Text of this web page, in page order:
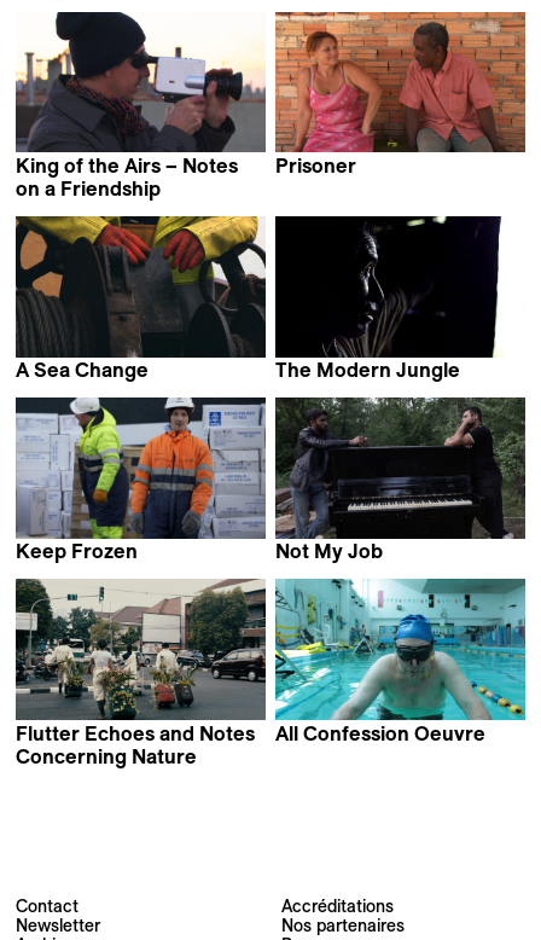
King of the Airs – Notes
on a Friendship
Prisoner
A Sea Change
The Modern Jungle
Saul Kak
Keep Frozen
Not My Job
Flutter Echoes and Notes
Concerning Nature
All Confession Oeuvre
Contact
Newsletter
Accréditations
Nos partenaires